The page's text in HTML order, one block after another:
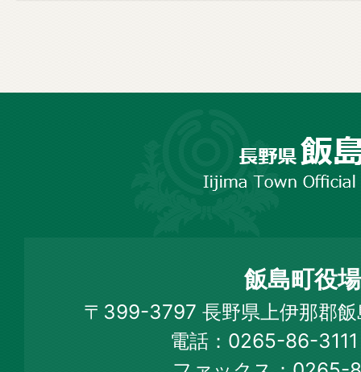
Town
Official
飯島町役場
〒399-3797 長野県上伊那郡
電話：0265-86-